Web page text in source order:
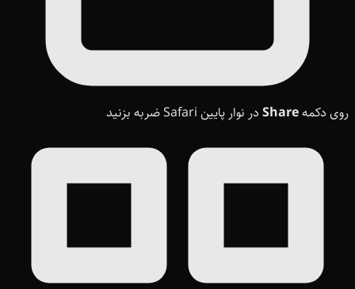
روی دکمهShare در نوار پایین Safari ضربه بزنید